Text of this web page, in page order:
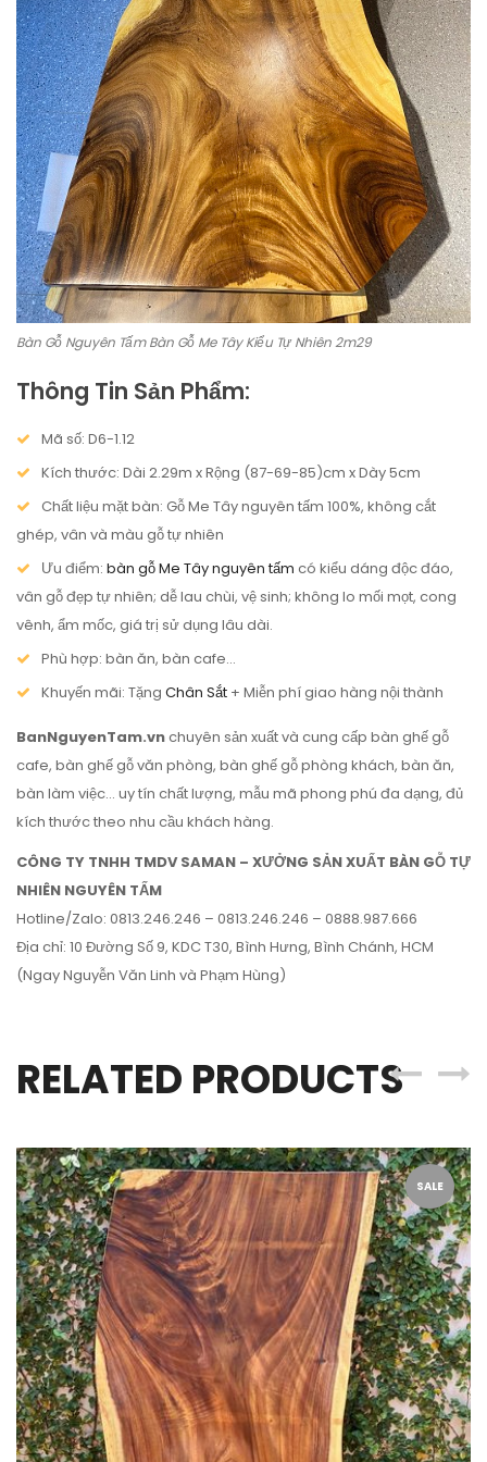
Bàn Gỗ Nguyên Tấm Bàn Gỗ Me Tây Kiểu Tự Nhiên 2m29
Thông Tin Sản Phẩm:
Mã số: D6-1.12
Kích thước: Dài 2.29m x Rộng (87-69-85)cm x Dày 5cm
Chất liệu mặt bàn: Gỗ Me Tây nguyên tấm 100%, không cắt
ghép, vân và màu gỗ tự nhiên
Ưu điểm: bàn gỗ Me Tây nguyên tấm có kiểu dáng độc đáo,
vân gỗ đẹp tự nhiên; dễ lau chùi, vệ sinh; không lo mối mọt, cong
vênh, ẩm mốc, giá trị sử dụng lâu dài.
Phù hợp: bàn ăn, bàn cafe…
Khuyến mãi: Tặng Chân Sắt + Miễn phí giao hàng nội thành
BanNguyenTam.vnchuyên sản xuất và cung cấp bàn ghế gỗ
cafe, bàn ghế gỗ văn phòng, bàn ghế gỗ phòng khách, bàn ăn,
bàn làm việc… uy tín chất lượng, mẫu mã phong phú đa dạng, đủ
kích thước theo nhu cầu khách hàng.
CÔNG TY TNHH TMDV SAMAN – XƯỞNG SẢN XUẤT BÀN GỖ TỰ
NHIÊN NGUYÊN TẤM
Hotline/Zalo: 0813.246.246 – 0813.246.246 – 0888.987.666
Địa chỉ: 10 Đường Số 9, KDC T30, Bình Hưng, Bình Chánh, HCM
(Ngay Nguyễn Văn Linh và Phạm Hùng)
RELATED PRODUCTS
SALE